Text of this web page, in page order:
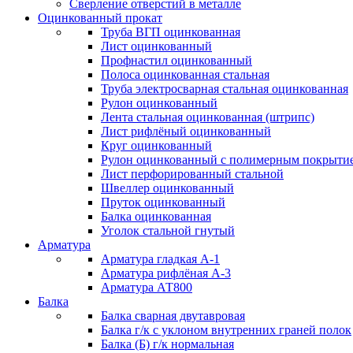
Сверление отверстий в металле
Оцинкованный прокат
Труба ВГП оцинкованная
Лист оцинкованный
Профнастил оцинкованный
Полоса оцинкованная стальная
Труба электросварная стальная оцинкованная
Рулон оцинкованный
Лента стальная оцинкованная (штрипс)
Лист рифлёный оцинкованный
Круг оцинкованный
Рулон оцинкованный с полимерным
Лист перфорированный стальной
Швеллер оцинкованный
Пруток оцинкованный
Балка оцинкованная
Уголок стальной гнутый
Арматура
Арматура гладкая А-1
Арматура рифлёная А-3
Арматура АТ800
Балка
Балка сварная двутавровая
Балка г/к с уклоном внутренних граней полок
Балка (Б) г/к нормальная